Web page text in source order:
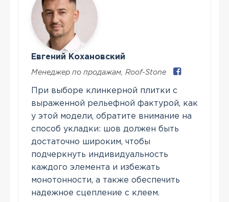
Евгений Кохановский
Менеджер по продажам Roof-Stone
При выборе клинкерной плитки с
выраженной рельефной фактурой, как
у этой модели, обратите внимание на
способ укладки: шов должен быть
достаточно широким, чтобы
подчеркнуть индивидуальность
каждого элемента и избежать
монотонности, а также обеспечить
надежное сцепление с клеем.